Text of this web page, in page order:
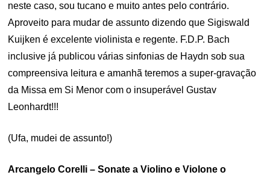
neste caso, sou tucano e muito antes pelo contrário.
Aproveito para mudar de assunto dizendo que Sigiswald
Kuijken é excelente violinista e regente. F.D.P. Bach
inclusive já publicou várias sinfonias de Haydn sob sua
compreensiva leitura e amanhã teremos a super-gravação
da Missa em Si Menor com o insuperável Gustav
Leonhardt!!!
(Ufa, mudei de assunto!)
Arcangelo Corelli – Sonate a Violino e Violone o